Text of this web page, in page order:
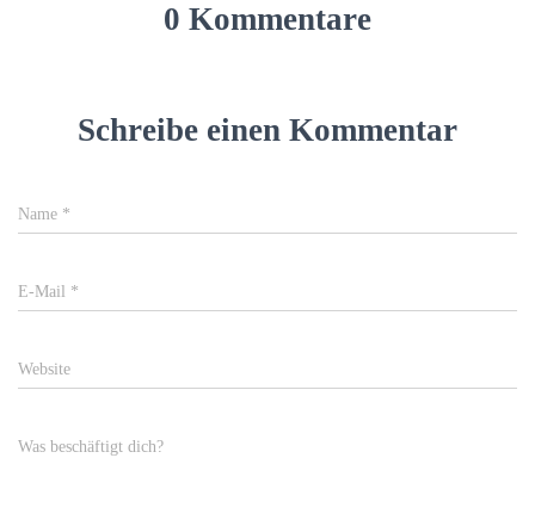
0 Kommentare
Schreibe einen Kommentar
Name *
E-Mail *
Website
Was beschäftigt dich?